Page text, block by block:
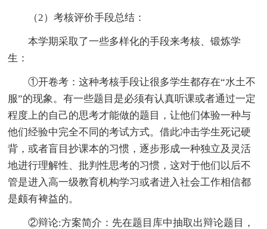
（2）考核评价手段总结：
本学期采取了一些多样化的手段来考核、锻炼学
生：
①开卷考：这种考核手段让很多学生都存在“水土不
服”的现象。有一些题目是必须有认真听课或者通过一定
程度上的自己的思考才能做的题目，让他们体验一种与
他们经验中完全不同的考试方式。借此冲击学生死记硬
背，或者盲目抄课本的习惯，逐步形成一种独立及灵活
地进行理解性、批判性思考的习惯，这对于他们以后不
管是进入高一级教育机构学习或者进入社会工作相信都
是颇有裨益的。
②辩论:方案简介：先在题目库中抽取出辩论题目，